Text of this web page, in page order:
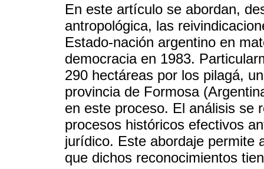
En este artículo se abordan,
antropológica, las
Estado-nación argentino en
democracia en 1983.
290 hectáreas por los pilagá,
provincia de Formosa
en este proceso. El análisis se
procesos históricos efectivos
jurídico. Este abordaje permite
que dichos reconocimientos